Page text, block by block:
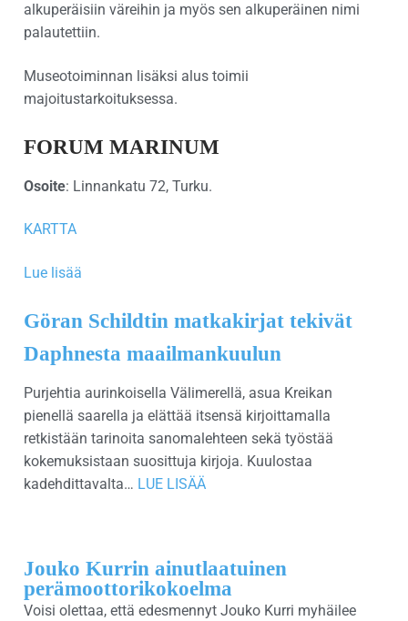
alkuperäisiin väreihin ja myös sen alkuperäinen nimi
palautettiin.
Museotoiminnan lisäksi alus toimii
majoitustarkoituksessa.
FORUM MARINUM
Osoite: Linnankatu 72, Turku.
KARTTA
Lue lisää
Göran Schildtin matkakirjat tekivät
Daphnesta maailmankuulun
Purjehtia aurinkoisella Välimerellä, asua Kreikan
pienellä saarella ja elättää itsensä kirjoittamalla
retkistään tarinoita sanomalehteen sekä työstää
kokemuksistaan suosittuja kirjoja. Kuulostaa
kadehdittavalta… LUE LISÄÄ
Jouko Kurrin ainutlaatuinen
perämoottorikokoelma
Voisi olettaa, että edesmennyt Jouko Kurri myhäilee